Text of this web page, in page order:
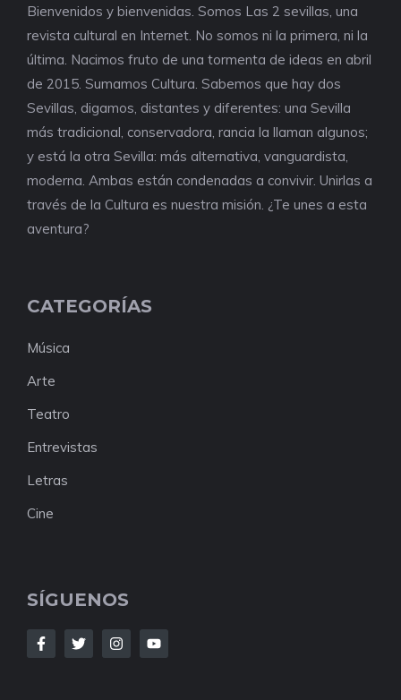
Bienvenidos y bienvenidas. Somos Las 2 sevillas, una
revista cultural en Internet. No somos ni la primera, ni la
última. Nacimos fruto de una tormenta de ideas en abril
de 2015. Sumamos Cultura. Sabemos que hay dos
Sevillas, digamos, distantes y diferentes: una Sevilla
más tradicional, conservadora, rancia la llaman algunos;
y está la otra Sevilla: más alternativa, vanguardista,
moderna. Ambas están condenadas a convivir. Unirlas a
través de la Cultura es nuestra misión. ¿Te unes a esta
aventura?
CATEGORÍAS
Música
Arte
Teatro
Entrevistas
Letras
Cine
SÍGUENOS